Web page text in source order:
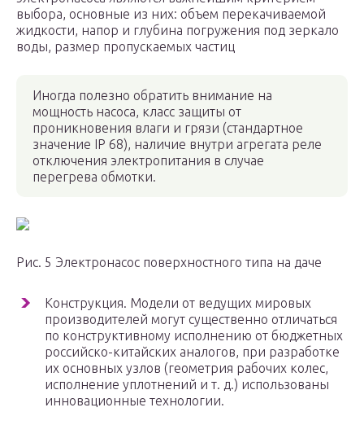
выбора, основные из них: объем перекачиваемой
жидкости, напор и глубина погружения под зеркало
воды, размер пропускаемых частиц
Иногда полезно обратить внимание на
мощность насоса, класс защиты от
проникновения влаги и грязи (стандартное
значение IP 68), наличие внутри агрегата реле
отключения электропитания в случае
перегрева обмотки.
Рис. 5 Электронасос поверхностного типа на даче
Конструкция. Модели от ведущих мировых
производителей могут существенно отличаться
по конструктивному исполнению от бюджетных
российско-китайских аналогов, при разработке
их основных узлов (геометрия рабочих колес,
исполнение уплотнений и т. д.) использованы
инновационные технологии.